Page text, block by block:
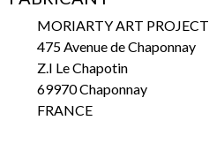
MORIARTY ART PROJECT
475 Avenue de Chaponnay
Z.I Le Chapotin
69970 Chaponnay
FRANCE